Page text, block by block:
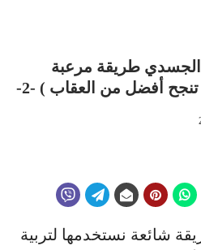
الجسدي طريقة مرعبة
شائعة نستخدمها لتربية